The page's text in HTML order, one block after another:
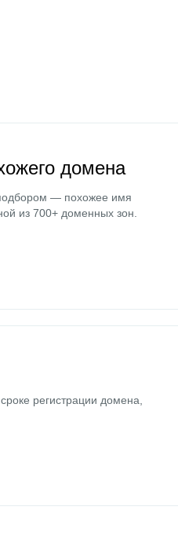
домена
— похожее имя
из 700+ доменных зон.
регистрации домена,